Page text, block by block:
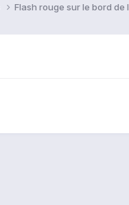
Flash rouge sur le bord de